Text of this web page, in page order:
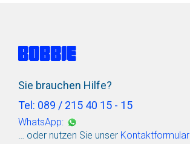
Sie brauchen Hilfe?
Tel: 089 / 215 40 15 - 15
WhatsApp:
… oder nutzen Sie unser Kontaktformular